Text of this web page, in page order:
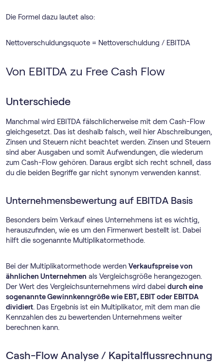
Die Formel dazu lautet also:
Nettoverschuldungsquote = Nettoverschuldung / EBITDA
Von EBITDA zu Free Cash Flow
Unterschiede
Manchmal wird EBITDA fälschlicherweise mit dem Cash-Flow
gleichgesetzt. Das ist deshalb falsch, weil hier Abschreibungen,
Zinsen und Steuern nicht beachtet werden. Zinsen und Steuern
sind aber Ausgaben und somit Aufwendungen, die wiederum
zum Cash-Flow gehören. Daraus ergibt sich recht schnell, dass
du die beiden Begriffe gar nicht synonym verwenden kannst.
Unternehmensbewertung auf EBITDA Basis
Besonders beim Verkauf eines Unternehmens ist es wichtig,
herauszufinden, wie es um den Firmenwert bestellt ist. Dabei
hilft die sogenannte Multiplikatormethode.
Bei der Multiplikatormethode werden Verkaufspreise von
ähnlichen Unternehmen als Vergleichsgröße herangezogen.
Der Wert des Vergleichsunternehmens wird dabei durch eine
sogenannte Gewinnkenngröße wie EBT, EBIT oder EBITDA
dividiert. Das Ergebnis ist ein Multiplikator, mit dem man die
Kennzahlen des zu bewertenden Unternehmens weiter
berechnen kann.
Cash-Flow Analyse / Kapitalflussrechnung